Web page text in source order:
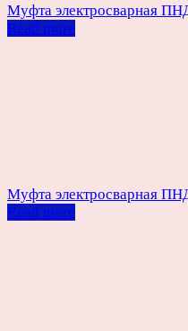
Муфта электросварная
Read more
Муфта электросварная
Read more